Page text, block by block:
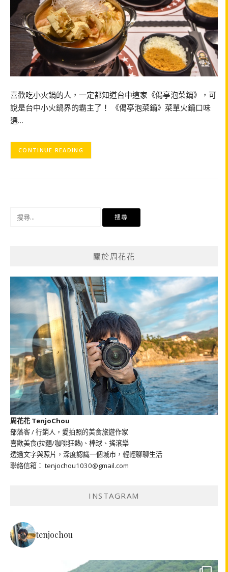
喜歡吃小火鍋的人，一定都知道台中這家《偈亭泡菜鍋》，可
說是台中小火鍋界的霸主了！ 《偈亭泡菜鍋》菜單火鍋口味
選…
CONTINUE READING
關於周花花
周花花 TenjoChou
部落客 / 行銷人，愛拍照的美食旅遊作家
喜歡美食(拉麵/咖啡狂熱)、棒球、搖滾樂
透過文字與照片，深度認識一個城市，輕輕聊聊生活
聯絡信箱： tenjochou1030@gmail.com
INSTAGRAM
tenjochou